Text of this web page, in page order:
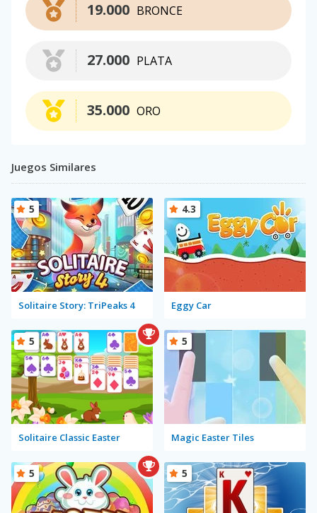
BRONCE
19.000
PLATA
27.000
ORO
35.000
Juegos Similares
Solitaire Story: TriPeaks 4
5
Eggy Car
4.3
Solitaire Classic Easter
5
Magic Easter Tiles
5
5 5